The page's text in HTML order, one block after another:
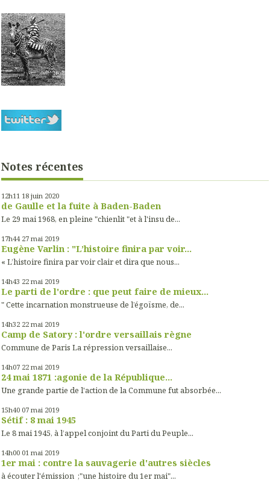
Notes récentes
12h11 18 juin 2020
de Gaulle et la fuite à Baden-Baden
Le 29 mai 1968, en pleine "chienlit "et à l'insu de...
17h44 27 mai 2019
Eugène Varlin : "L’histoire finira par voir...
« L’histoire finira par voir clair et dira que nous...
14h43 22 mai 2019
Le parti de l'ordre : que peut faire de mieux...
" Cette incarnation monstrueuse de l’égoïsme, de...
14h32 22 mai 2019
Camp de Satory : l'ordre versaillais règne
Commune de Paris La répression versaillaise...
14h07 22 mai 2019
24 mai 1871 :agonie de la République...
Une grande partie de l'action de la Commune fut absorbée...
15h40 07 mai 2019
Sétif : 8 mai 1945
Le 8 mai 1945, à l’appel conjoint du Parti du Peuple...
14h00 01 mai 2019
1er mai : contre la sauvagerie d'autres siècles
à écouter l'émission ;"une histoire du 1er mai"...